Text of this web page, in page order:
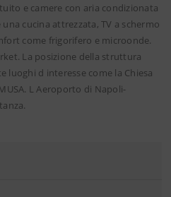
e camere con aria condizionata
cucina attrezzata, TV a schermo
come frigorifero e microonde.
La posizione della struttura
luoghi d interesse come la Chiesa
L Aeroporto di Napoli-